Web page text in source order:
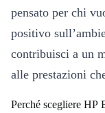
pensato per chi
positivo
contribuisci a un
alle prestazioni
Perché scegliere HP